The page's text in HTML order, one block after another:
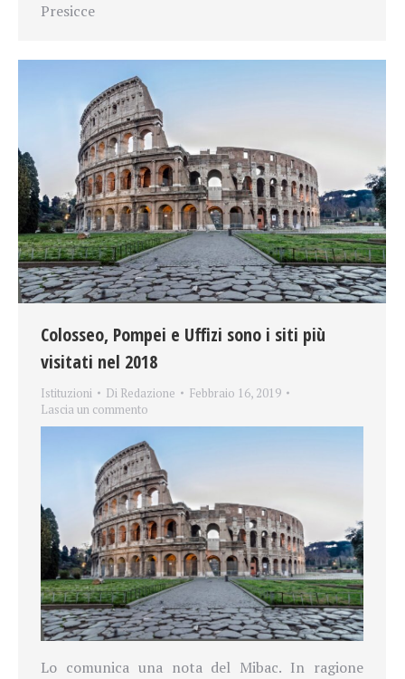
Presicce
Colosseo, Pompei e Uffizi sono i siti più
visitati nel 2018
Istituzioni Di Redazione
Febbraio 16, 2019
Lascia un commento
Lo comunica una nota del Mibac. In ragione